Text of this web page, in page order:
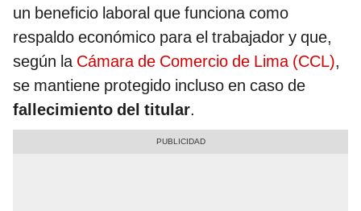
un beneficio laboral que funciona como
respaldo económico para el trabajador y que,
según la Cámara de Comercio de Lima (CCL),
se mantiene protegido incluso en caso de
fallecimiento del titular.